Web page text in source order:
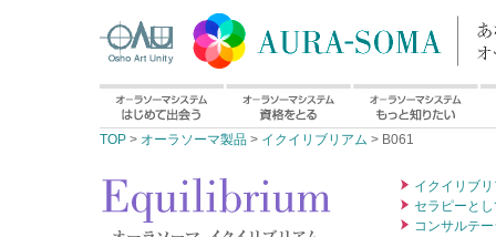
TOP > オーラソーマ製品 > イクイリブリアム > B061
イクイリブ
セラピーと
コンサルテ